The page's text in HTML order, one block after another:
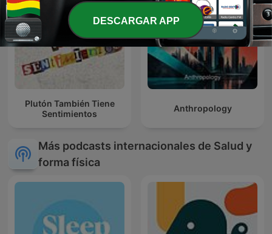
Plutón También Tiene
Sentimientos
Anthropology
Más podcasts internacionales de Salud y
forma física
DESCARGAR APP